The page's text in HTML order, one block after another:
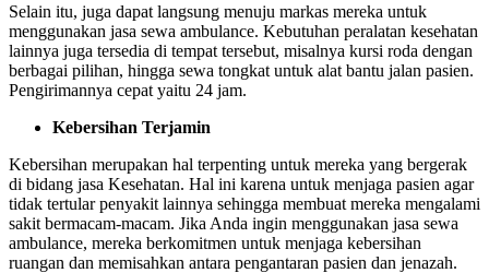
Selain itu, juga dapat langsung menuju markas mereka untuk
menggunakan jasa sewa ambulance. Kebutuhan peralatan kesehatan
lainnya juga tersedia di tempat tersebut, misalnya kursi roda dengan
berbagai pilihan, hingga sewa tongkat untuk alat bantu jalan pasien.
Pengirimannya cepat yaitu 24 jam.
Kebersihan Terjamin
Kebersihan merupakan hal terpenting untuk mereka yang bergerak
di bidang jasa Kesehatan. Hal ini karena untuk menjaga pasien agar
tidak tertular penyakit lainnya sehingga membuat mereka mengalami
sakit bermacam-macam. Jika Anda ingin menggunakan jasa sewa
ambulance, mereka berkomitmen untuk menjaga kebersihan
ruangan dan memisahkan antara pengantaran pasien dan jenazah.